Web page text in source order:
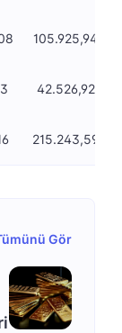
105.925,94
42.526,92
215.243,59
Gör